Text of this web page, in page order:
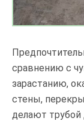
сравнению с
зарастанию,
стены,
делают трубой